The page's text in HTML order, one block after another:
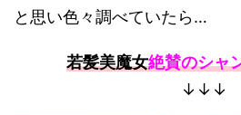
と思い色々調べていたら…
若髪美魔女絶賛のシャ
↓↓↓